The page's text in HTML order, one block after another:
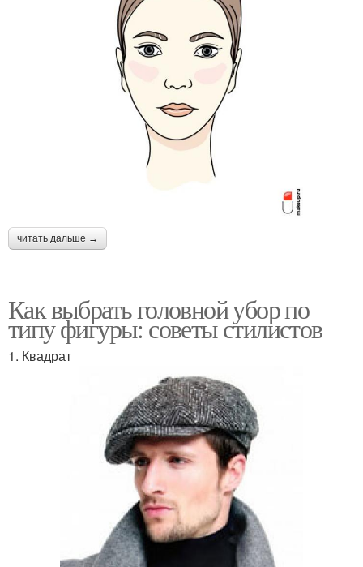
читать дальше →
Как выбрать головной убор по
типу фигуры: советы стилистов
1. Квадрат